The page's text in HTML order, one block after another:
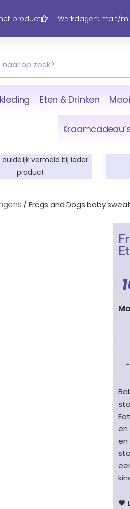
product Werkdagen: ma t/m
Eten & Drinken
Kraamcadeau’s
duidelijk vermeld bij ieder
product
/ Frogs and Dogs baby
-
trui
-
&
en
en
🖤